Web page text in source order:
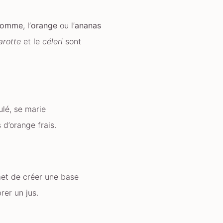
, l’orange ou l’ananas
et le céleri sont
se marie
frais.
de créer une base
un jus.